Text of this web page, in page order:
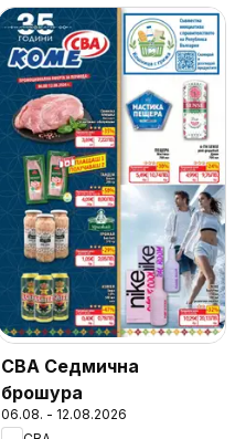
CBA Седмична
брошура
06.08. - 12.08.2026